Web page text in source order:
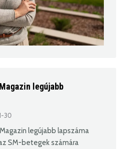
legújabb
30
legújabb lapszáma
SM-betegek számára